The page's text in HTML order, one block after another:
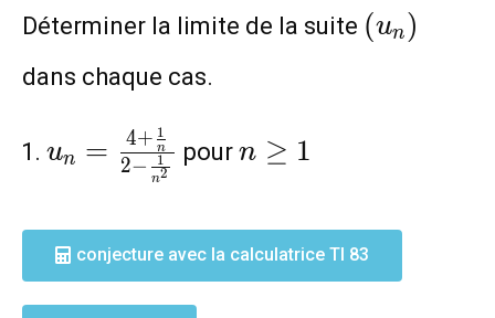
Déterminer la limite de la suite (u_n)
(un)
dans chaque cas.
u_n=\frac{4+\frac{1}
{n}}{2-\frac{1}
un = 2−
n2
1
4+ n
1
pourn\geq
n ≥ 1
conjecture avec la calculatrice TI 83